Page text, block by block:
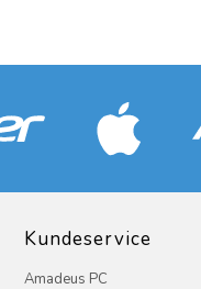
Kundeservice
Amadeus PC